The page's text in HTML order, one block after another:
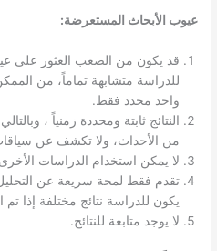
عيوب الأبحاث المستعرضة:
قد يكون من الصعب العثور على
للدراسة متشابهة تماماً، من
واحد محدد فقط.
النتائج ثابتة ومحددة زمنياً ،
من الأحداث، ولا تكشف عن
لا يمكن استخدام الدراسات
تقدم فقط لمحة سريعة عن التحليل
يكون للدراسة نتائج مختلفة إذا
لا يوجد متابعة للنتائج.